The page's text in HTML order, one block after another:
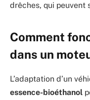
drêches, qui peuvent
Comment
dans un
L’adaptation d’un
essence-bioéthanol